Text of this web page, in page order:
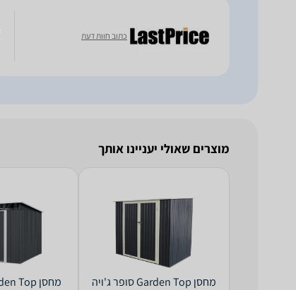
כתוב חוות דעת
מוצרים שאולי יעניינו אותך
‏מחסן Garden Top סופר ג'ויה ‏מחסן PS0908 Garden Top